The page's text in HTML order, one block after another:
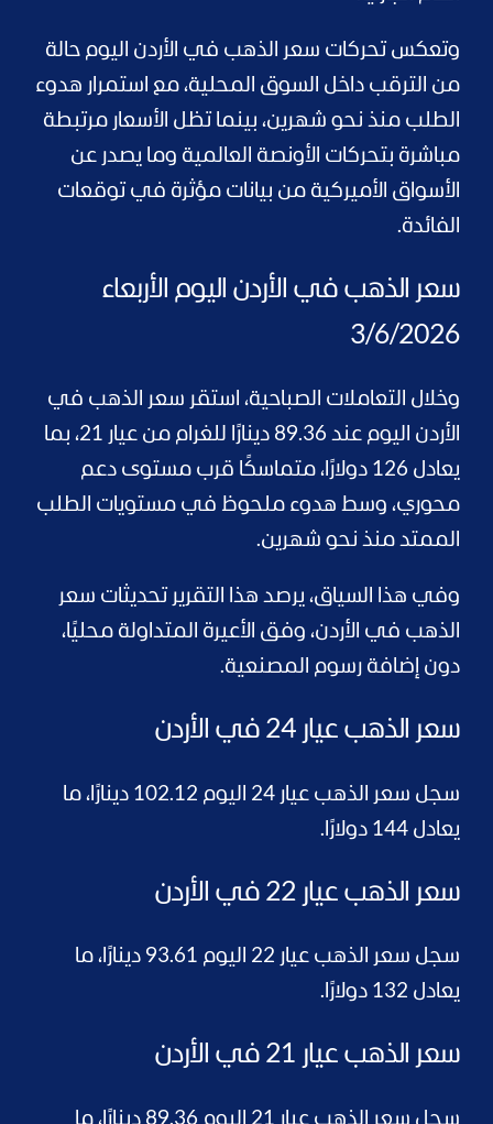
وتعكس تحركات سعر الذهب في الأردن اليوم حالة
من الترقب داخل السوق المحلية، مع استمرار هدوء
الطلب منذ نحو شهرين، بينما تظل الأسعار مرتبطة
مباشرة بتحركات الأونصة العالمية وما يصدر عن
الأسواق الأميركية من بيانات مؤثرة في توقعات
الفائدة.
سعر الذهب في الأردن اليوم الأربعاء
3/6/2026
وخلال التعاملات الصباحية، استقر سعر الذهب في
الأردن اليوم عند 89.36 دينارًا للغرام من عيار 21، بما
يعادل 126 دولارًا، متماسكًا قرب مستوى دعم
محوري، وسط هدوء ملحوظ في مستويات الطلب
الممتد منذ نحو شهرين.
وفي هذا السياق، يرصد هذا التقرير تحديثات سعر
الذهب في الأردن، وفق الأعيرة المتداولة محليًا،
دون إضافة رسوم المصنعية.
سعر الذهب عيار 24 في الأردن
سجل سعر الذهب عيار 24 اليوم 102.12 دينارًا، ما
يعادل 144 دولارًا.
سعر الذهب عيار 22 في الأردن
سجل سعر الذهب عيار 22 اليوم 93.61 دينارًا، ما
يعادل 132 دولارًا.
سعر الذهب عيار 21 في الأردن
سجل سعر الذهب عيار 21 اليوم 89.36 دينارًا، ما